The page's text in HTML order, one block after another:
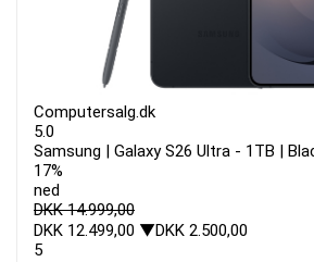
Computersalg.dk
5.0
Samsung | Galaxy S26 Ultra - 1TB |
17%
ned
DKK 14.999,00
DKK 12.499,00 ▼DKK 2.500,00
5